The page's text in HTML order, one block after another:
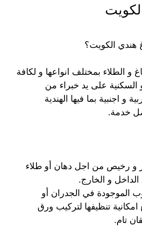
هندي الكويت؟
و الطلاء بمختلف انواعها و لكافة
السكنية على يد خبراء من
و اجنبية بما فيها الهندية
خدمة.
و رخيص من اجل دهان أو طلاء
و الخارج.
الموجودة في الجدران أو
تنظيفها لتركيب ورق
تام.